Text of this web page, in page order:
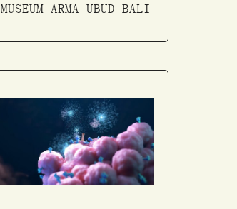
MUSEUM ARMA UBUD BALI